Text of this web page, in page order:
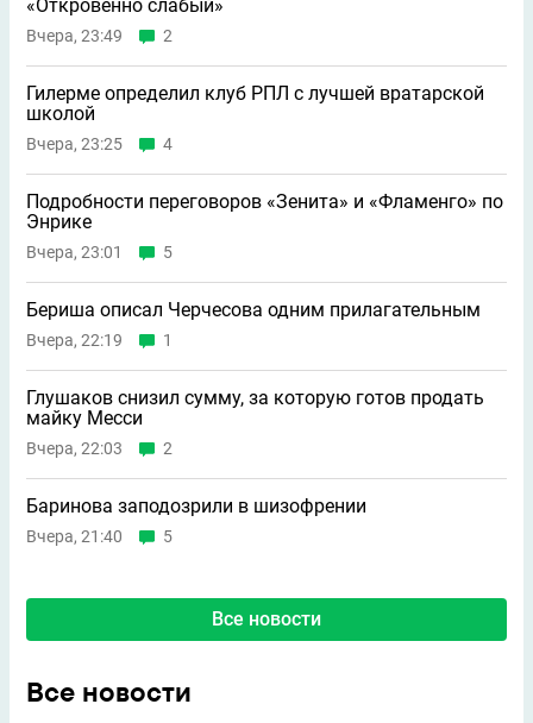
«Откровенно слабый»
Вчера, 23:49 2
Гилерме определил клуб РПЛ с лучшей вратарской
школой
Вчера, 23:25 4
Подробности переговоров «Зенита» и «Фламенго» по
Энрике
Вчера, 23:01 5
Бериша описал Черчесова одним прилагательным
Вчера, 22:19 1
Глушаков снизил сумму, за которую готов продать
майку Месси
Вчера, 22:03 2
Баринова заподозрили в шизофрении
Вчера, 21:40 5
Все новости
Все новости